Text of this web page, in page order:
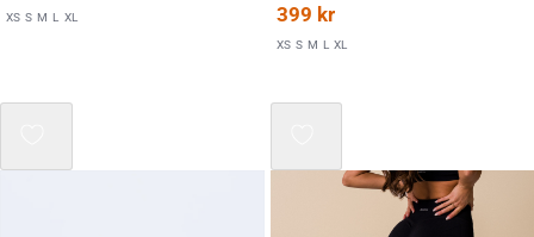
XS S M L XL 399 kr
XS S M L XL
Mix 3 for 2